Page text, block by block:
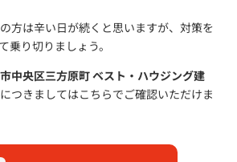
方は辛い日が続くと思いますが、対策を
乗り切りましょう。
市中央区三方原町 ベスト・ハウジング建
つきましてはこちらでご確認いただけま